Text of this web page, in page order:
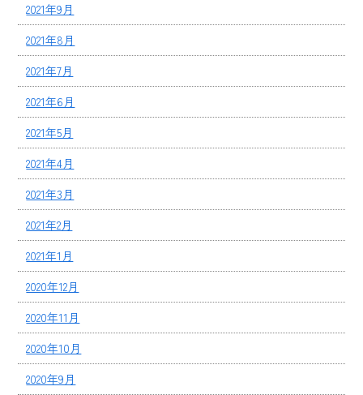
2021年9月
2021年8月
2021年7月
2021年6月
2021年5月
2021年4月
2021年3月
2021年2月
2021年1月
2020年12月
2020年11月
2020年10月
2020年9月